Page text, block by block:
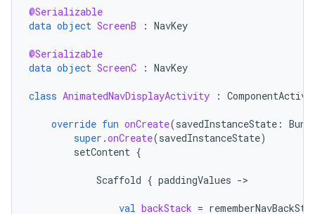
@Serializable
data object ScreenB : NavKey
@Serializable
data object ScreenC : NavKey
class AnimatedNavDisplayActivity :
override fun onCreate(savedInstanceState :
super .onCreate(savedInstanceState)
setContent {
Scaffold { paddingValues ->
val backStack =